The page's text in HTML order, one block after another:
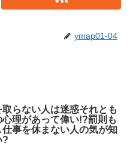
ymap01-04
取らない人は迷惑それとも
心理があって偉い!?罰則も
仕事を休まない人の気が知
?